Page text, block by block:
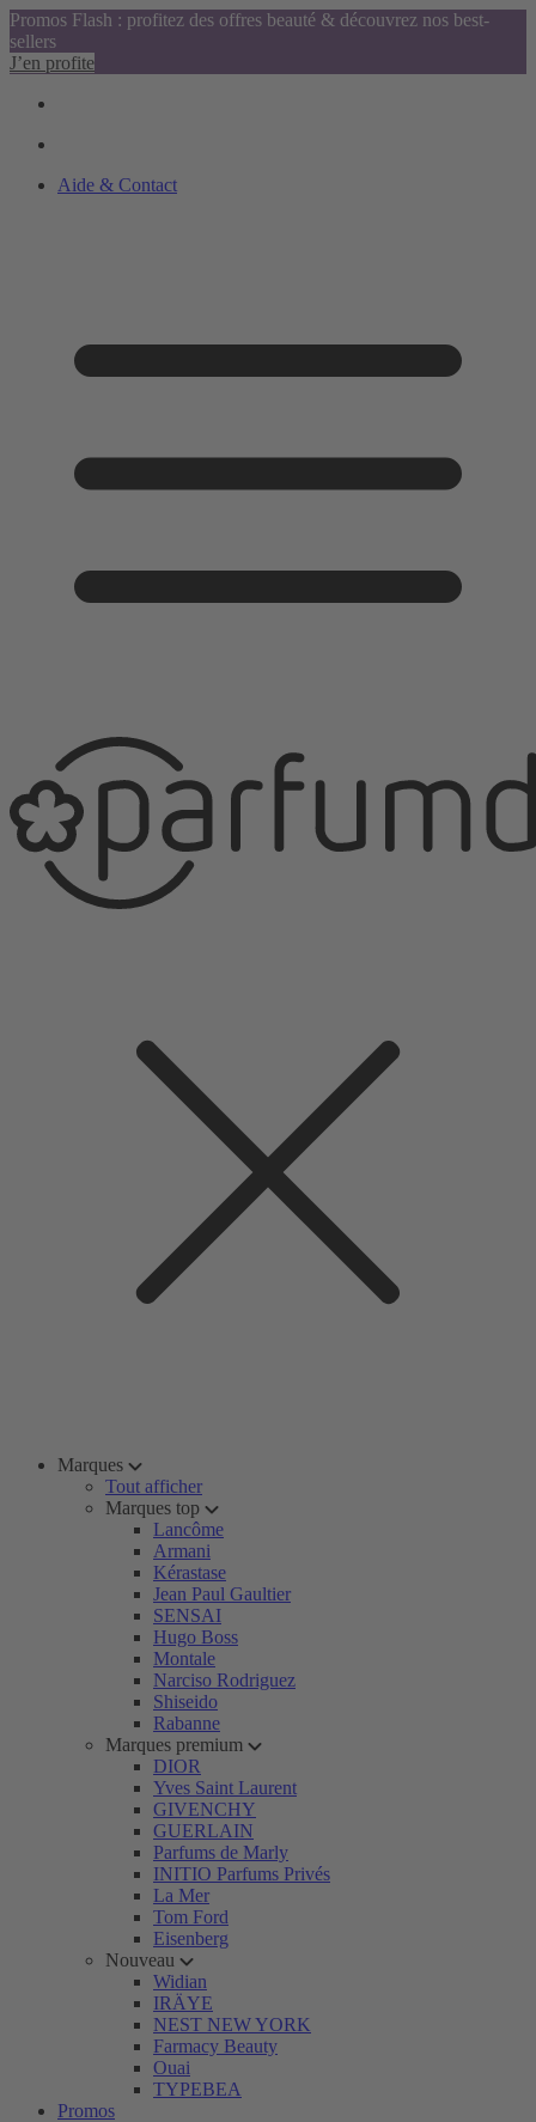
Promos Flash : profitez des offres beauté & découvrez nos best-
sellers
J’en profite
Aide & Contact
Marques
Tout afficher
Marques top
Lancôme
Armani
Kérastase
Jean Paul Gaultier
SENSAI
Hugo Boss
Montale
Narciso Rodriguez
Shiseido
Rabanne
Marques premium
DIOR
Yves Saint Laurent
GIVENCHY
GUERLAIN
Parfums de Marly
INITIO Parfums Privés
La Mer
Tom Ford
Eisenberg
Nouveau
Widian
IRÄYE
NEST NEW YORK
Farmacy Beauty
Ouai
TYPEBEA
Promos